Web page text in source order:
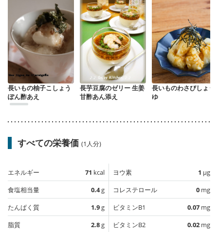
長いもの柚子こしょう
ぽん酢あえ
長芋豆腐のゼリー 生姜
甘酢あん添え
長いものわさびしょう
ゆ
すべての栄養価 (1人分)
エネルギー 71 kcal
食塩相当量
0.4g
たんぱく質
1.9g
脂質
2.8g
ヨウ素 1 µg
コレステロール
0 mg
ビタミンB1
0.07 mg
ビタミンB2
0.02 mg